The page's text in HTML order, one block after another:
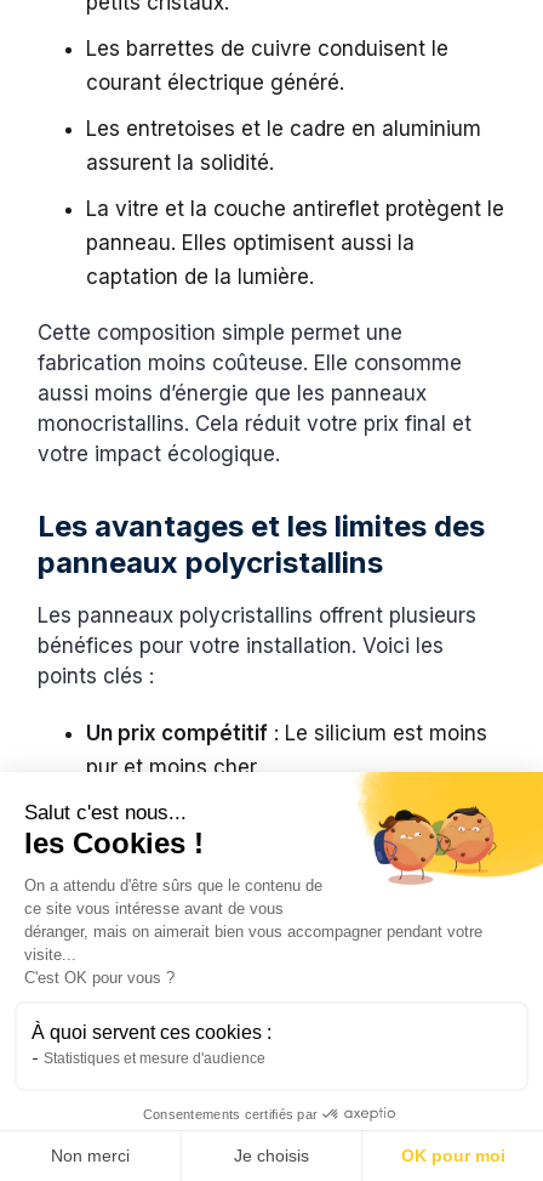
Les barrettes de cuivre conduisent le
courant électrique généré.
Les entretoises et le cadre en aluminium
assurent la solidité.
La vitre et la couche antireflet protègent le
panneau. Elles optimisent aussi la
captation de la lumière.
Cette composition simple permet une
fabrication moins coûteuse. Elle consomme
aussi moins d’énergie que les panneaux
monocristallins. Cela réduit votre prix final et
votre impact écologique.
Les avantages et les limites des
panneaux polycristallins
Les panneaux polycristallins offrent plusieurs
bénéfices pour votre installation. Voici les
points clés :
Un prix compétitif : Le silicium est moins
pur et moins cher.
Une bonne résistance à la chaleur : Les
cellules uniformes supportent mieux les
températures.
Une longue durée de vie: Ils durent entre
production consomme moins d’énergie.
performance, économie et respect de la
planète. Cependant, certaines limites existent :
Salut c'est nous...
les Cookies !
On a attendu d'être sûrs que le contenu de
ce site vous intéresse avant de vous
déranger, mais on aimerait bien vous accompagner pendant votre
visite...
C'est OK pour vous ?
À quoi servent ces cookies :
Statistiques et mesure d'audience
Consentements certifiés par
Non merci Je choisis OK pour moi